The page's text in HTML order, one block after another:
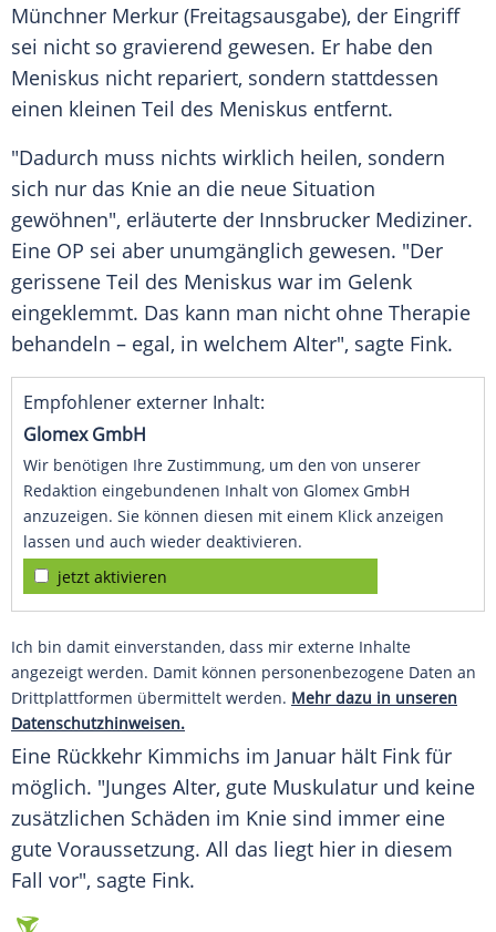
Münchner Merkur (Freitagsausgabe), der Eingriff
sei nicht so gravierend gewesen. Er habe den
Meniskus nicht repariert, sondern stattdessen
einen kleinen Teil des Meniskus entfernt.
"Dadurch muss nichts wirklich heilen, sondern
sich nur das Knie an die neue Situation
gewöhnen", erläuterte der Innsbrucker Mediziner.
Eine OP sei aber unumgänglich gewesen. "Der
gerissene Teil des Meniskus war im Gelenk
eingeklemmt. Das kann man nicht ohne Therapie
behandeln – egal, in welchem Alter", sagte Fink.
Empfohlener externer Inhalt:
Glomex GmbH
Wir benötigen Ihre Zustimmung, um den von unserer
Redaktion eingebundenen Inhalt von Glomex GmbH
anzuzeigen. Sie können diesen mit einem Klick anzeigen
lassen und auch wieder deaktivieren.
jetzt aktivieren
Ich bin damit einverstanden, dass mir externe Inhalte
angezeigt werden. Damit können personenbezogene Daten an
Drittplattformen übermittelt werden. Mehr dazu in unseren
Datenschutzhinweisen.
Eine Rückkehr Kimmichs im Januar hält Fink für
möglich. "Junges Alter, gute Muskulatur und keine
zusätzlichen Schäden im Knie sind immer eine
gute Voraussetzung. All das liegt hier in diesem
Fall vor", sagte Fink.